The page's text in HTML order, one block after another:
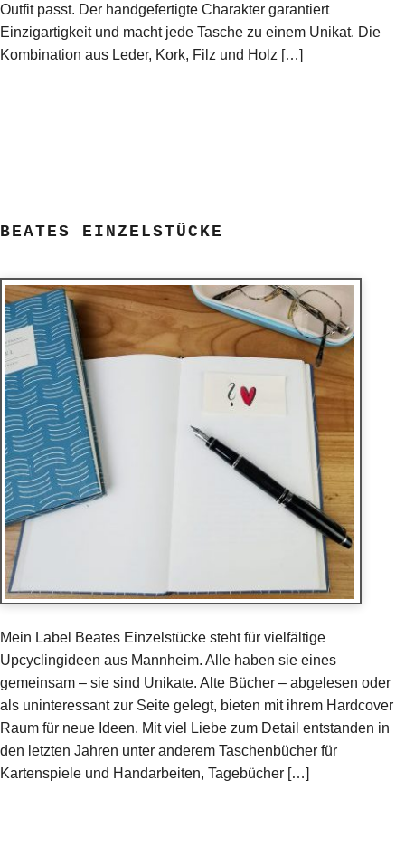
Outfit passt. Der handgefertigte Charakter garantiert
Einzigartigkeit und macht jede Tasche zu einem Unikat. Die
Kombination aus Leder, Kork, Filz und Holz […]
BEATES EINZELSTÜCKE
Mein Label Beates Einzelstücke steht für vielfältige
Upcyclingideen aus Mannheim. Alle haben sie eines
gemeinsam – sie sind Unikate. Alte Bücher – abgelesen oder
als uninteressant zur Seite gelegt, bieten mit ihrem Hardcover
Raum für neue Ideen. Mit viel Liebe zum Detail entstanden in
den letzten Jahren unter anderem Taschenbücher für
Kartenspiele und Handarbeiten, Tagebücher […]